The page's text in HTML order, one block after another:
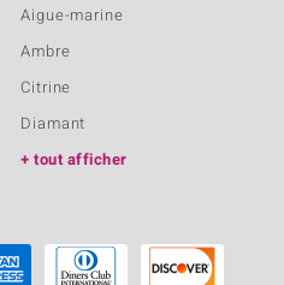
Aigue-marine
Ambre
Citrine
Diamant
tout afficher